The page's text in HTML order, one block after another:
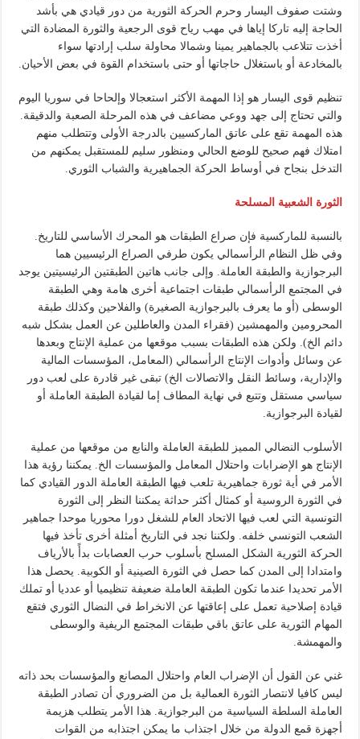
وشتت صفوف اليسار وحرم الحركة الثورية من دور قيادي هي بأشد
الحاجة إليه تاركا إياها في مهب رياح قوى الرجعية والثورة المضادة التي
أخذت تتلاعب بالجماهير يمينا وشمالا محاولة سلب إرادتها سواء
بالمخادعة أو باستغلال حاجاتها أو حتى باستخدام القوة في بعض الأحيان.
تنظيم قوى اليسار هو إذا المهمة الأكثر استعجالا وإلحاحا في سوريا اليوم
والتي تحتاج إلى جهد ووعي مضاعف في هذه المرحلة الصعبة والدقيقة.
هذه المهمة تقع على عاتق الماركسيين بالدرجة الأولى وتتطلب منهم
امتلاك فهم صحيح للوضع الحالي ومنظور سليم للمستقبل يمكنهم من
التدخل بنجاح في أوساط الحركة الجماهيرية والشباب الثوري.
الثورة الشعبية المسلحة
بالنسبة للماركسية فإن صراع الطبقات هو المحرك الأساسي للتاريخ.
وفي ظل النظام الرأسمالي يكون طرفي الصراع الرئيسيين هما
البرجوازية والطبقة العاملة. وإلى جانب هاتين الطبقتين الرئيسيتين يوجد
في المجتمع الرأسمالي طبقات اجتماعية أخرى هامة وهي الطبقة
الوسطى (أو ما يعرف بالبرجوازية الصغيرة) والفلاحين وكذلك طبقة
المحرومين والمهمشين (فقراء المدن والعاطلين عن العمل بشكل شبه
دائم الخ). ولكن هذه الطبقات بسبب موقعها من عملية الإنتاج وبعدها
عن وسائل وأدوات الإنتاج الرأسمالي (المعامل، المؤسسات المالية
والإدارية، وسائط النقل والاتصالات الخ) تبقى غير قادرة على لعب دور
سياسي مستقل وتتبع في نهاية المطاف إما لقيادة الطبقة العاملة أو
لقيادة البرجوازية.
الأسلوب النضالي المميز للطبقة العاملة والنابع من موقعها من عملية
الإنتاج هو الإضرابات واحتلال المعامل والمؤسسات الخ. يمكننا رؤية هذا
الأمر في أية ثورة جماهيرية تلعب فيها الطبقة العاملة الدور القيادي كما
في الثورة الروسية أو كمثال أكثر حداثة يمكننا النظر إلى الثورة
التونسية التي لعب فيها الاتحاد العام للشغل دورا محوريا موحدا جماهير
الشعب التونسي خلفه. ولكننا نجد في التاريخ أمثلة أخرى تأخذ فيها
الحركة الثورية الشكل المسلح بأسلوب حرب العصابات بدأً بالأرياف
وامتدادا إلى المدن كما حصل في الثورة الصينية أو الكوبية. يحصل هذا
الأمر تحديدا عندما تكون الطبقة العاملة ضعيفة تنظيميا أو عدديا أو تملك
قيادة إصلاحية تعمل على إعاقتها عن الانخراط في النضال الثوري فتقع
المهام الثورية على عاتق باقي طبقات المجتمع الريفية والوسطى
والمهمشة.
غني عن القول أن الإضراب العام واحتلال المصانع والمؤسسات بحد ذاته
ليس كافيا لانتصار الثورة العمالية بل من الضروري أن تصادر الطبقة
العاملة السلطة السياسية من البرجوازية. هذا الأمر يتطلب هزيمة
أجهزة قمع الدولة من خلال اجتذاب ما يمكن اجتذابه من القوات